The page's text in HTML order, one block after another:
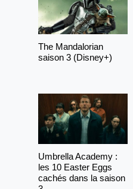
The Mandalorian
saison 3 (Disney+)
Umbrella Academy :
les 10 Easter Eggs
cachés dans la saison